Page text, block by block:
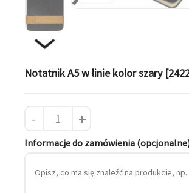
Notatnik A5 w linie kolor szary
- +
Informacje do zamówienia